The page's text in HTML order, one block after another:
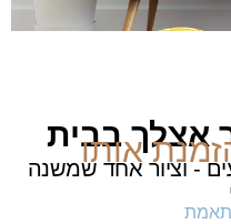
אצלך בבית
אותו
- וציור אחד שמשנה